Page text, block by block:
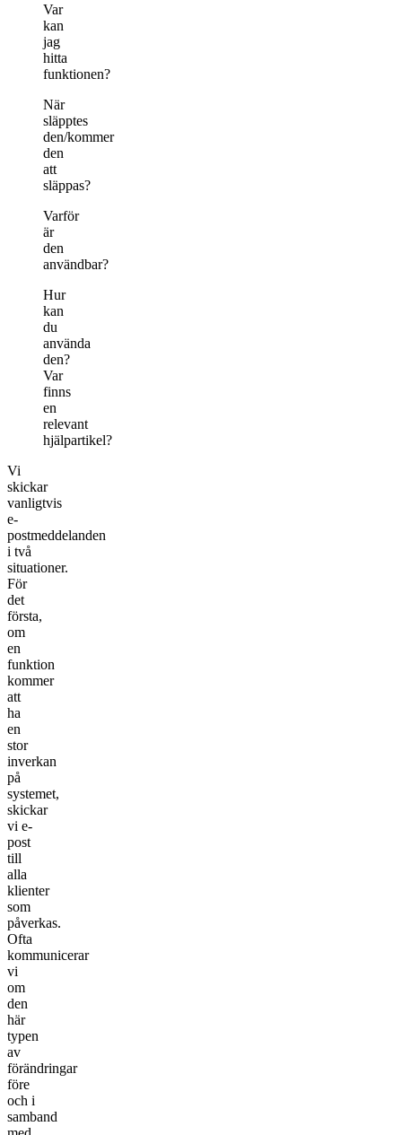
Var
kan
jag
hitta
funktionen?
När
släpptes
den/kommer
den
att
släppas?
Varför
är
den
användbar?
Hur
kan
du
använda
den?
Var
finns
en
relevant
hjälpartikel?
Vi
skickar
vanligtvis
e-
postmeddelanden
i två
situationer.
För
det
första,
om
en
funktion
kommer
att
ha
en
stor
inverkan
på
systemet,
skickar
vi e-
post
till
alla
klienter
som
påverkas.
Ofta
kommunicerar
vi
om
den
här
typen
av
förändringar
före
och i
samband